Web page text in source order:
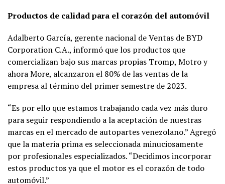
Productos de calidad para el corazón del automóvil
Adalberto García, gerente nacional de Ventas de BYD
Corporation C.A., informó que los productos que
comercializan bajo sus marcas propias Tromp, Motro y
ahora More, alcanzaron el 80% de las ventas de la
empresa al término del primer semestre de 2023.
“Es por ello que estamos trabajando cada vez más duro
para seguir respondiendo a la aceptación de nuestras
marcas en el mercado de autopartes venezolano.” Agregó
que la materia prima es seleccionada minuciosamente
por profesionales especializados. “Decidimos incorporar
estos productos ya que el motor es el corazón de todo
automóvil.”